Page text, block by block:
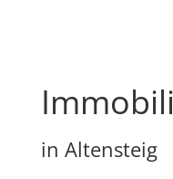
in Altensteig